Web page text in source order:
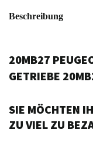
Beschreibung
20MB27
GETRIEBE
SIE MÖCHTEN
ZU VIEL ZU